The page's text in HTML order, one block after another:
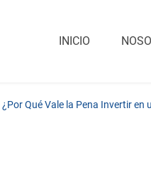
INICIO
¿Por Qué Vale la Pena Invertir